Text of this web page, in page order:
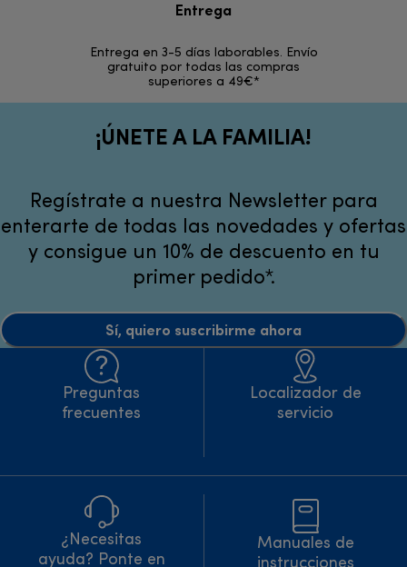
Entrega
Entrega en 3-5 días laborables. Envío
gratuito por todas las compras
superiores a 49€*
¡ÚNETE A LA FAMILIA!
Regístrate a nuestra Newsletter para
enterarte de todas las novedades y ofertas
y consigue un 10% de descuento en tu
primer pedido*.
Sí, quiero suscribirme ahora
Preguntas
frecuentes
Localizador de
servicio
¿Necesitas
ayuda? Ponte en
Manuales de